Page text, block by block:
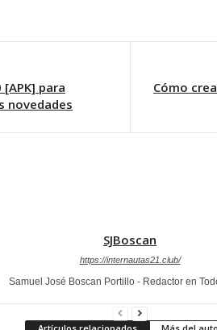
para
novedades
Cómo
SJBoscan
https://internautas21.club/
Samuel José Boscan Portillo - Redactor en